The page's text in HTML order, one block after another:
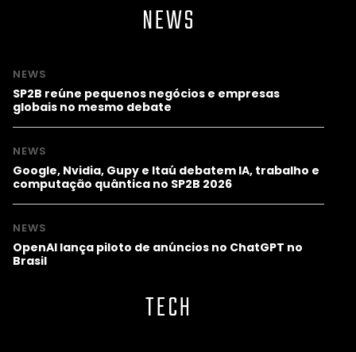
NEWS
NEWS
SP2B reúne pequenos negócios e empresas
globais no mesmo debate
NEWS
Google, Nvidia, Gupy e Itaú debatem IA, trabalho e
computação quântica no SP2B 2026
NEWS
OpenAI lança piloto de anúncios no ChatGPT no
Brasil
TECH